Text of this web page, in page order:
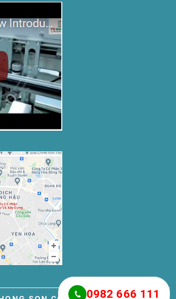
0982 666 111